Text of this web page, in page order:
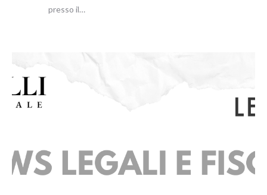
presso il…